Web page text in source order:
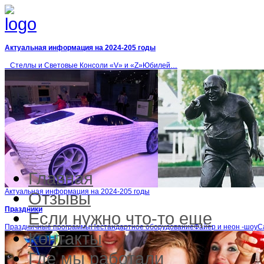
Актуальная информация на 2024-205 годы
Стеллы и Световые Консоли «V» и «Z»Юбилей…
Актуальная информация на 2024-205 годы
Праздники
Праздничные программыНестандартное оборудованиеФайер и неон -
Главная
Отзывы
Если нужно что-то еще
Контакты
Где мы работали